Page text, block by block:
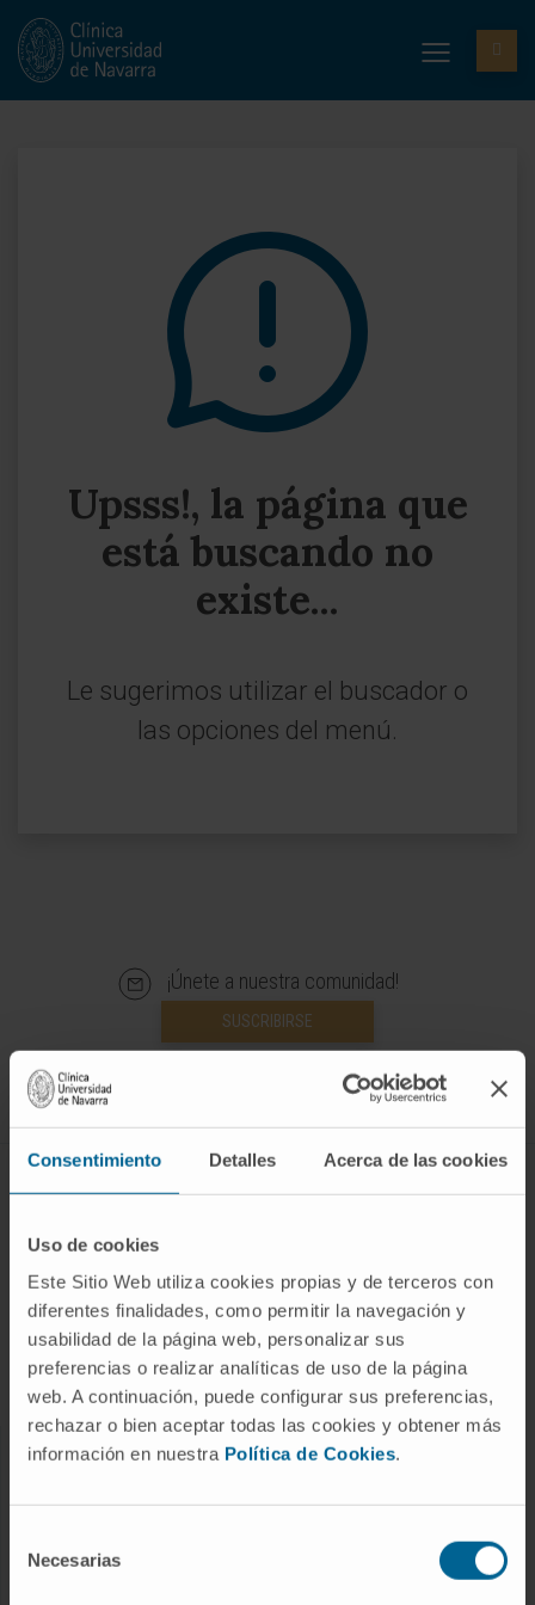
Consentimiento Detalles Acerca de las cookies
Uso de cookies
Este Sitio Web utiliza cookies propias y de terceros con
diferentes finalidades, como permitir la navegación y
usabilidad de la página web, personalizar sus
preferencias o realizar analíticas de uso de la página
web. A continuación, puede configurar sus preferencias,
rechazar o bien aceptar todas las cookies y obtener más
información en nuestra Política de Cookies.
Necesarias
Upsss!, la página que
está buscando no
existe...
Le sugerimos utilizar el buscador o
las opciones del menú.
¡Únete a nuestra comunidad!
SUSCRIBIRSE
ENFERMEDADES Y TRATAMIENTOS
Enfermedades
Pruebas diagnósticas
Tratamientos
Cuidados en casa
Chequeos y salud
Conozca a los profesionales